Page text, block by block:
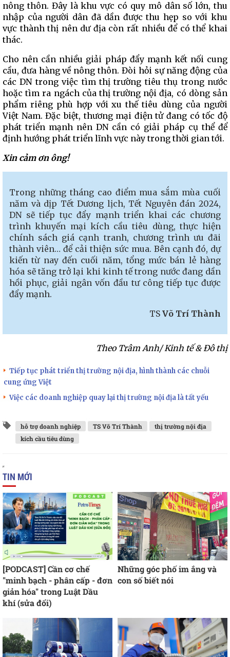
nông thôn. Đây là khu vực có quy mô dân số lớn, thu
nhập của người dân đã dần được thu hẹp so với khu
vực thành thị nên dư địa còn rất nhiều để có thể khai
thác.
Cho nên cần nhiều giải pháp đẩy mạnh kết nối cung
cầu, đưa hàng về nông thôn. Đòi hỏi sự năng động của
các DN trong việc tìm thị trường tiêu thụ trong nước
hoặc tìm ra ngách của thị trường nội địa, có dòng sản
phẩm riêng phù hợp với xu thế tiêu dùng của người
Việt Nam. Đặc biệt, thương mại điện tử đang có tốc độ
phát triển mạnh nên DN cần có giải pháp cụ thể để
định hướng phát triển lĩnh vực này trong thời gian tới.
Xin cảm ơn ông!
Trong những tháng cao điểm mua sắm mùa cuối
năm và dịp Tết Dương lịch, Tết Nguyên đán 2024,
DN sẽ tiếp tục đẩy mạnh triển khai các chương
trình khuyến mại kích cầu tiêu dùng, thực hiện
chính sách giá cạnh tranh, chương trình ưu đãi
thành viên… để cải thiện sức mua. Bên cạnh đó, dự
kiến từ nay đến cuối năm, tổng mức bán lẻ hàng
hóa sẽ tăng trở lại khi kinh tế trong nước đang dần
hồi phục, giải ngân vốn đầu tư công tiếp tục được
đẩy mạnh.
TS Võ Trí Thành
Theo Trâm Anh/ Kinh tế & Đô thị
Tiếp tục phát triển thị trường nội địa, hình thành các chuỗi
cung ứng Việt
Việc các doanh nghiệp quay lại thị trường nội địa là tất yếu
hỗ trợ doanh nghiệp TS Võ Trí Thành
thị trường nội địa
kích cầu tiêu dùng
TIN MỚI
[PODCAST] Cần cơ chế
"minh bạch - phân cấp - đơn
giản hóa" trong Luật Dầu
khí (sửa đổi)
Những góc phố im ắng và
con số biết nói